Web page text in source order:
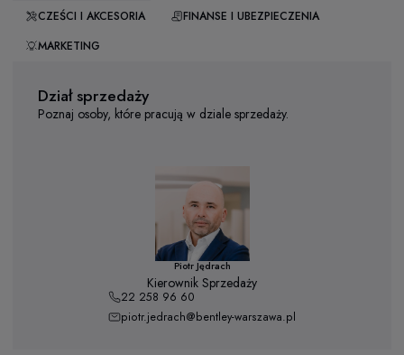
CZEŚCI I AKCESORIA
FINANSE I UBEZPIECZENIA
MARKETING
Dział sprzedaży
Poznaj osoby, które pracują w dziale sprzedaży.
Piotr Jędrach
Kierownik Sprzedaży
22 258 96 60
piotr.jedrach@bentley-warszawa.pl